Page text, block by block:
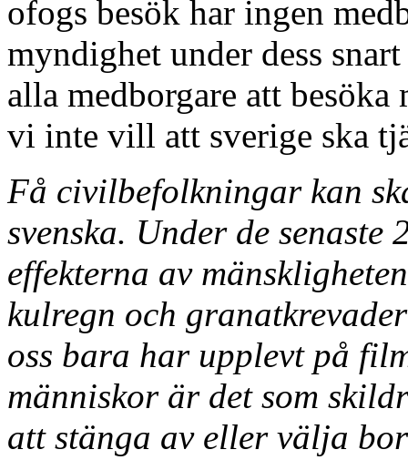
ofogs besök har ingen
myndighet under dess
alla medborgare att
vi inte vill att sverige ska
Få civilbefolkningar kan
svenska. Under de
effekterna av
kulregn och
oss bara har upplevt på
människor är det som
att stänga av eller välja